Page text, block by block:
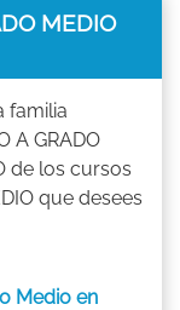
MEDIO
familia
A GRADO
de los cursos
que desees
Medio en